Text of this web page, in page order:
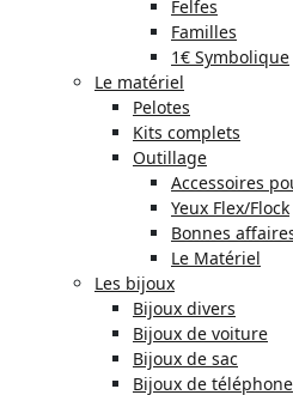
Felfes
Familles
1€ Symbolique
Le matériel
Pelotes
Kits complets
Outillage
Accessoires
Yeux Flex/Flock
Bonnes
Le Matériel
Les bijoux
Bijoux divers
Bijoux de voiture
Bijoux de sac
Bijoux de téléphone